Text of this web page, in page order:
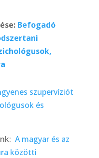
Befogadó
szupervíziót
és
A magyar és az
közötti